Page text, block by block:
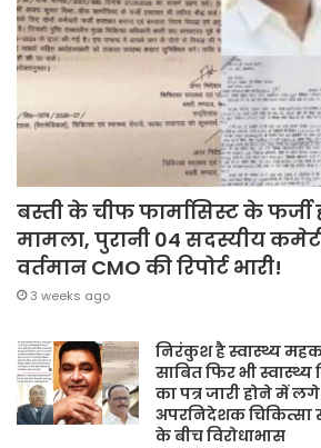
बस्ती के चीफ फार्मासिस्ट के फर्जी
मामला, पुरानी 04 सदस्यीय कमेटी
वर्तमान CMO की रिपोर्ट भारी!
3 weeks ago
निरंकुश है स्वास्थ्य
साबित फिर भी
का पत्र जारी होने में
अपरनिदेशक चिकित्सा
के बीच विरोधाभास